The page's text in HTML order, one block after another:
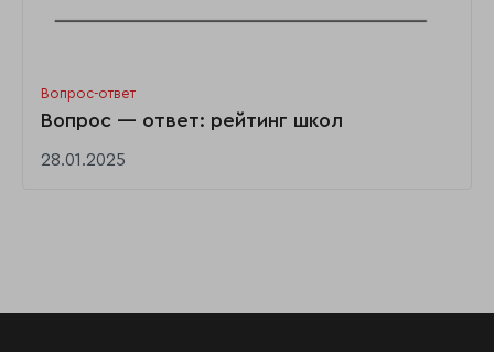
Вопрос-ответ
Вопрос — ответ: рейтинг школ
28.01.2025